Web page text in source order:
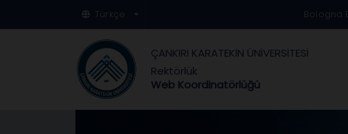
Türkçe Bologna
ÇANKIRI KARATEKİN ÜNİVERSİTESİ
Rektörlük
Web Koordinatörlüğü